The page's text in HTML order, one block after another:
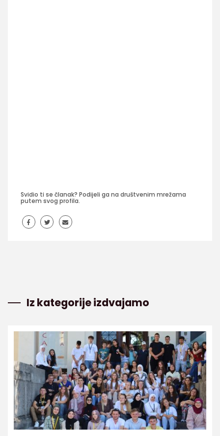
Svidio ti se članak? Podijeli ga na društvenim mrežama
putem svog profila.
Iz kategorije izdvajamo